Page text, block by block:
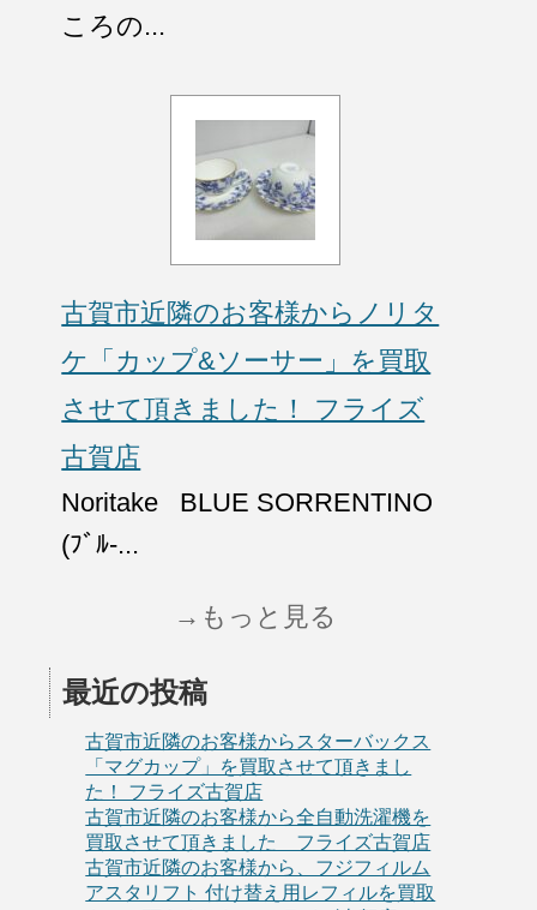
ころの...
古賀市近隣のお客様からノリタ
ケ「カップ&ソーサー」を買取
させて頂きました！ フライズ
古賀店
Noritake BLUE SORRENTINO
(ﾌﾞﾙ-...
→もっと見る
最近の投稿
古賀市近隣のお客様からスターバックス
「マグカップ」を買取させて頂きまし
た！ フライズ古賀店
古賀市近隣のお客様から全自動洗濯機を
買取させて頂きました フライズ古賀店
古賀市近隣のお客様から、フジフィルム
アスタリフト 付け替え用レフィルを買取